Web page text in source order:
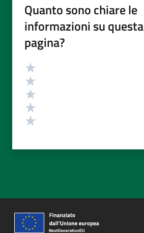
Quanto sono chiare le
informazioni su questa
pagina?
Valutazione